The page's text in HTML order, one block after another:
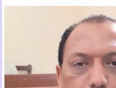
Timur
Timur